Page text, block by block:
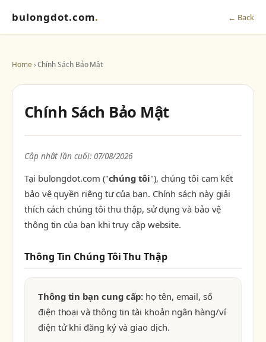
bulongdot.com. ← Back
Home › Chính Sách Bảo Mật
Chính Sách Bảo Mật
Cập nhật lần cuối: 07/08/2026
Tại bulongdot.com ("chúng tôi"), chúng tôi cam kết
bảo vệ quyền riêng tư của bạn. Chính sách này giải
thích cách chúng tôi thu thập, sử dụng và bảo vệ
thông tin của bạn khi truy cập website.
Thông Tin Chúng Tôi Thu Thập
Thông tin bạn cung cấp: họ tên, email, số
điện thoại và thông tin tài khoản ngân hàng/ví
điện tử khi đăng ký và giao dịch.